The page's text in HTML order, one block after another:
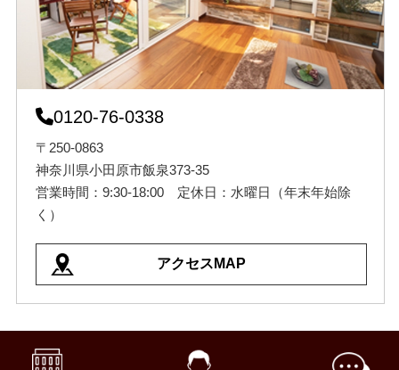
0120-76-0338
〒250-0863
神奈川県小田原市飯泉373-35
営業時間：9:30-18:00 定休日：水曜日（年末年始除
く）
アクセスMAP